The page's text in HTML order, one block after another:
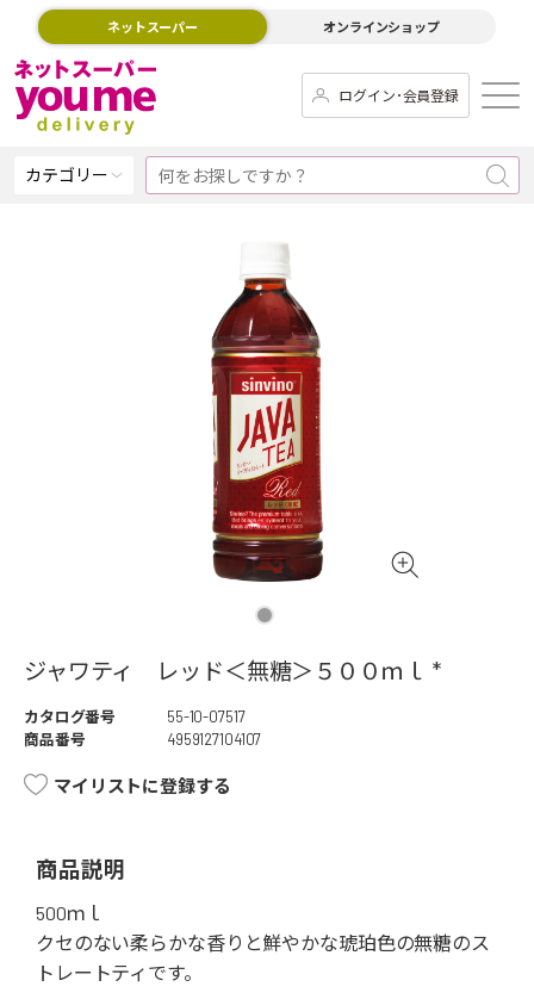
ネットスーパー オンラインショップ
ログイン･会員登録
カテゴリー
ジャワティ レッド＜無糖＞５００ｍｌ *
カタログ番号
55-10-07517
商品番号
4959127104107
マイリストに登録する
商品説明
500ｍｌ
クセのない柔らかな香りと鮮やかな琥珀色の無糖のス
トレートティです。